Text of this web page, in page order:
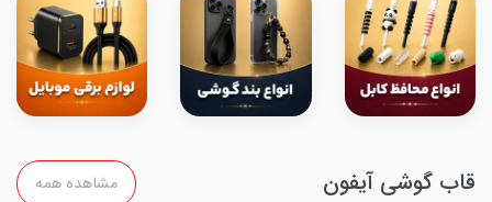
قاب گوشی آیفون مشاهده همه